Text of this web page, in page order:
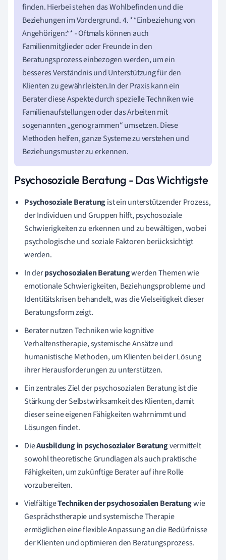
finden. Hierbei stehen das Wohlbefinden und die
Beziehungen im Vordergrund. 4. **Einbeziehung von
Angehörigen:** - Oftmals können auch
Familienmitglieder oder Freunde in den
Beratungsprozess einbezogen werden, um ein
besseres Verständnis und Unterstützung für den
Klienten zu gewährleisten.In der Praxis kann ein
Berater diese Aspekte durch spezielle Techniken wie
Familienaufstellungen oder das Arbeiten mit
sogenannten „genogrammen“ umsetzen. Diese
Methoden helfen, ganze Systeme zu verstehen und
Beziehungsmuster zu erkennen.
Psychosoziale Beratung - Das Wichtigste
Psychosoziale Beratungist ein unterstützender Prozess,
der Individuen und Gruppen hilft, psychosoziale
Schwierigkeiten zu erkennen und zu bewältigen, wobei
psychologische und soziale Faktoren berücksichtigt
werden.
In derpsychosozialen Beratungwerden Themen wie
emotionale Schwierigkeiten, Beziehungsprobleme und
Identitätskrisen behandelt, was die Vielseitigkeit dieser
Beratungsform zeigt.
Berater nutzen Techniken wie kognitive
Verhaltenstherapie, systemische Ansätze und
humanistische Methoden, um Klienten bei der Lösung
ihrer Herausforderungen zu unterstützen.
Ein zentrales Ziel der psychosozialen Beratung ist die
Stärkung der Selbstwirksamkeit des Klienten, damit
dieser seine eigenen Fähigkeiten wahrnimmt und
Lösungen findet.
DieAusbildung in psychosozialer Beratungvermittelt
sowohl theoretische Grundlagen als auch praktische
Fähigkeiten, um zukünftige Berater auf ihre Rolle
vorzubereiten.
VielfältigeTechniken der psychosozialen Beratungwie
Gesprächstherapie und systemische Therapie
ermöglichen eine flexible Anpassung an die Bedürfnisse
der Klienten und optimieren den Beratungsprozess.